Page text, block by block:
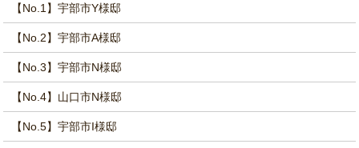
【No.1】宇部市Y様邸
【No.2】宇部市A様邸
【No.3】宇部市N様邸
【No.4】山口市N様邸
【No.5】宇部市I様邸